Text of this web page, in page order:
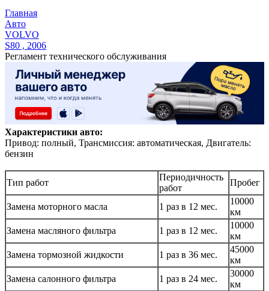
Главная
Авто
VOLVO
S80 , 2006
Регламент технического обслуживания
Характеристики авто:
Привод: полный, Трансмиссия: автоматическая, Двигатель:
бензин
Тип работ
Периодичность
работ
Пробег
Замена моторного масла 1 раз в 12 мес.
10000
км
Замена масляного фильтра
1 раз в 12 мес.
10000
км
Замена тормозной жидкости
1 раз в 36 мес.
45000
км
Замена салонного фильтра
1 раз в 24 мес.
30000
км